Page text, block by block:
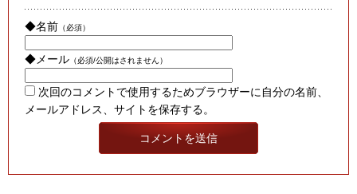
◆名前 （必須）
◆メール （必須/公開はされません）
次回のコメントで使用するためブラウザーに自分の名前、
メールアドレス、サイトを保存する。